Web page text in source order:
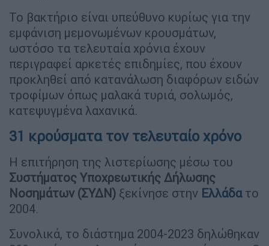
Το βακτήριο είναι υπεύθυνο κυρίως για την
εμφάνιση μεμονωμένων κρουσμάτων,
ωστόσο τα τελευταία χρόνια έχουν
περιγραφεί αρκετές επιδημίες, που έχουν
προκληθεί από κατανάλωση διαφόρων ειδών
τροφίμων όπως μαλακά τυριά, σολωμός,
κατεψυγμένα λαχανικά.
31 κρούσματα τον τελευταίο χρόνο
Η επιτήρηση της λιστερίωσης μέσω του
Συστήματος Υποχρεωτικής Δήλωσης
Νοσημάτων (ΣΥΔΝ) ξεκίνησε στην Ελλάδα το
2004.
Συνολικά, το διάστημα 2004-2023 δηλώθηκαν